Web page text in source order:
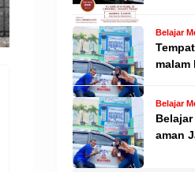
Belajar
malam
Belajar
aman